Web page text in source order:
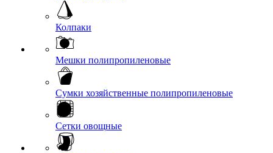
Колпаки
Мешки полипропиленовые
Сумки хозяйственные полипропиленовые
Сетки овощные